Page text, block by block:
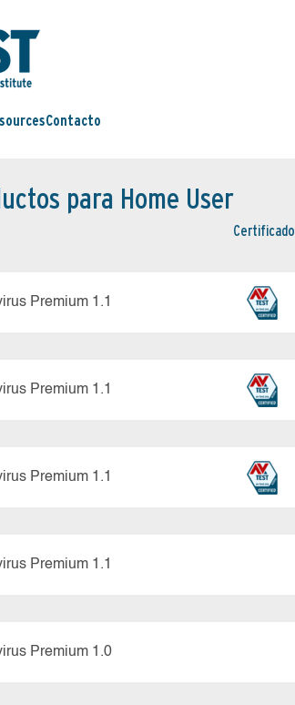
Contacto
para Home User
Certi­ficado
Premium 1.1
Premium 1.1
Premium 1.1
Premium 1.1
Premium 1.0